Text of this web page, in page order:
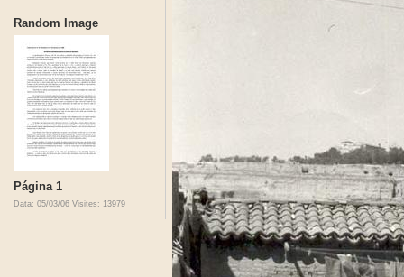
Random Image
Página 1
Data: 05/03/06 Visites: 13979